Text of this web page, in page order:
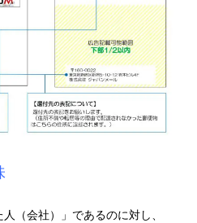
（会社）」であるのに対し、